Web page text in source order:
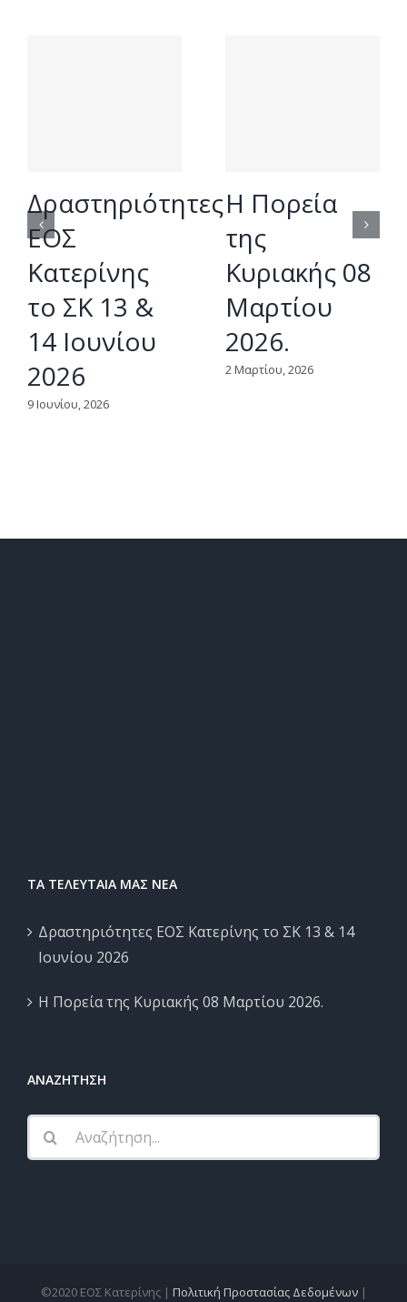
Δραστηριότητες
ΕΟΣ
Κατερίνης
το ΣΚ 13 &
14 Ιουνίου
2026
9 Ιουνίου, 2026
Η Πορεία
της
Κυριακής 08
Μαρτίου
2026.
2 Μαρτίου, 2026
ΤΑ ΤΕΛΕΥΤΑΙΑ ΜΑΣ ΝΕΑ
Δραστηριότητες ΕΟΣ Κατερίνης το ΣΚ 13 & 14
Ιουνίου 2026
Η Πορεία της Κυριακής 08 Μαρτίου 2026.
ΑΝΑΖΗΤΗΣΗ
Αναζήτηση
...
©2020 ΕΟΣ Κατερίνης | Πολιτική Προστασίας Δεδομένων|